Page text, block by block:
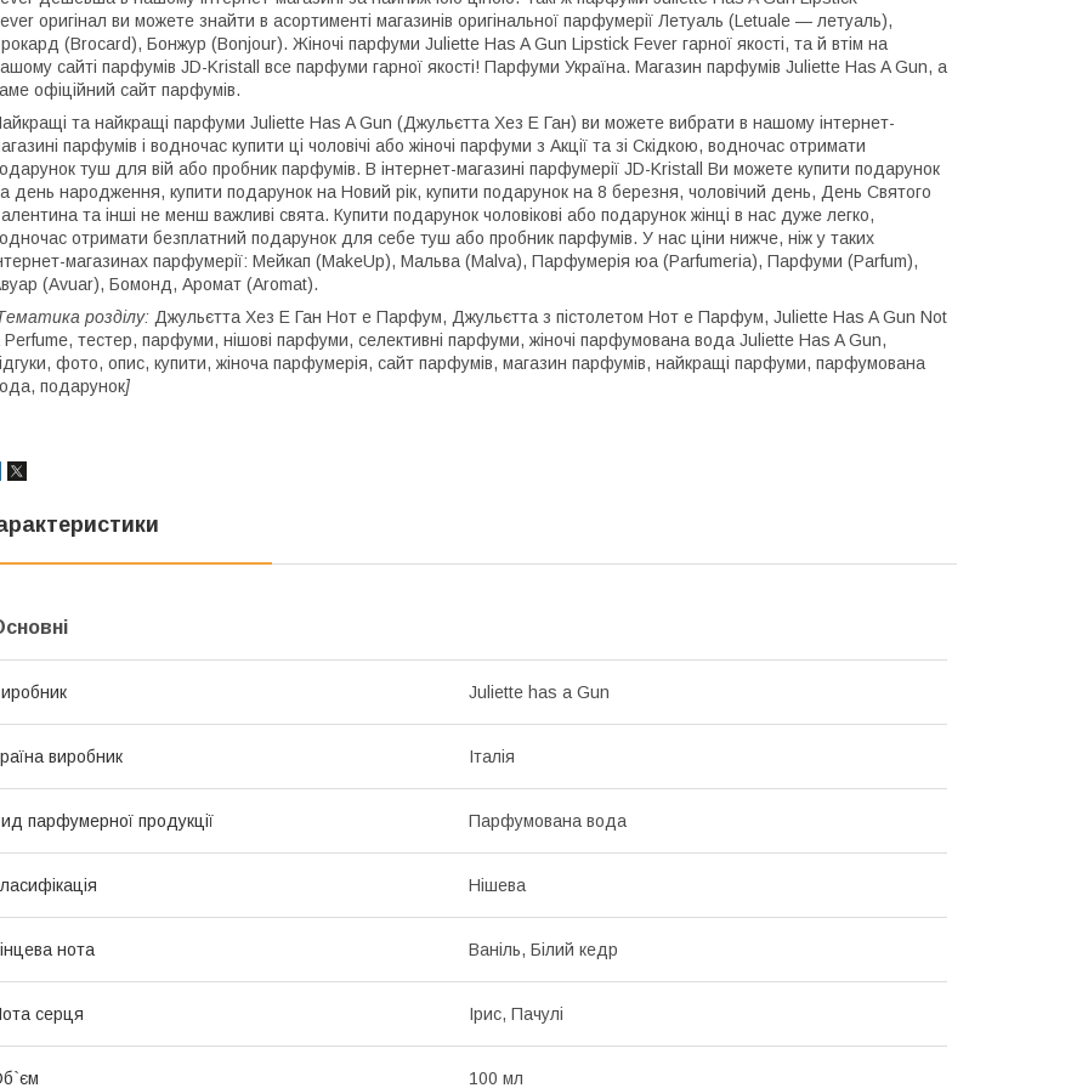
оригінал ви можете знайти в асортименті магазинів оригінальної парфумерії Летуаль (Letuale — летуаль),
(Brocard), Бонжур (Bonjour). Жіночі парфуми Juliette Has A Gun Lipstick Fever гарної якості, та й втім на
сайті парфумів JD-Kristall все парфуми гарної якості! Парфуми Україна. Магазин парфумів Juliette Has A Gun, а
офіційний сайт парфумів.
та найкращі парфуми Juliette Has A Gun (Джульєтта Хез Е Ган) ви можете вибрати в нашому інтернет-
парфумів і водночас купити ці чоловічі або жіночі парфуми з Акції та зі Скідкою, водночас отримати
туш для вій або пробник парфумів. В інтернет-магазині парфумерії JD-Kristall Ви можете купити подарунок
день народження, купити подарунок на Новий рік, купити подарунок на 8 березня, чоловічий день, День Святого
та інші не менш важливі свята. Купити подарунок чоловікові або подарунок жінці в нас дуже легко,
отримати безплатний подарунок для себе туш або пробник парфумів. У нас ціни нижче, ніж у таких
магазинах парфумерії: Мейкап (MakeUp), Мальва (Malva), Парфумерія юа (Parfumeria), Парфуми (Parfum),
(Avuar), Бомонд, Аромат (Aromat).
розділу: Джульєтта Хез Е Ган Нот е Парфум, Джульєтта з пістолетом Нот е Парфум, Juliette Has A Gun Not
Perfume, тестер, парфуми, нішові парфуми, селективні парфуми, жіночі парфумована вода Juliette Has A Gun,
фото, опис, купити, жіноча парфумерія, сайт парфумів, магазин парфумів, найкращі парфуми, парфумована
подарунок]
Juliette has a Gun
виробник Італія
парфумерної продукції Парфумована вода
Нішева
нота Ваніль, Білий кедр
серця Ірис, Пачулі
100 мл